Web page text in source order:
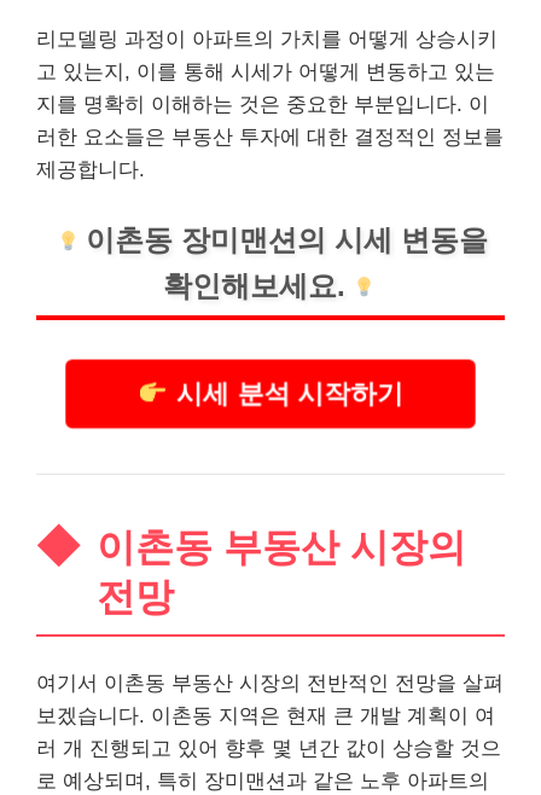
리모델링 과정이 아파트의 가치를 어떻게 상승시키
고 있는지, 이를 통해 시세가 어떻게 변동하고 있는
지를 명확히 이해하는 것은 중요한 부분입니다. 이
러한 요소들은 부동산 투자에 대한 결정적인 정보를
제공합니다.
이촌동 장미맨션의 시세 변동을
확인해보세요.
시세 분석 시작하기
이촌동 부동산 시장의
전망
여기서 이촌동 부동산 시장의 전반적인 전망을 살펴
보겠습니다. 이촌동 지역은 현재 큰 개발 계획이 여
러 개 진행되고 있어 향후 몇 년간 값이 상승할 것으
로 예상되며, 특히 장미맨션과 같은 노후 아파트의